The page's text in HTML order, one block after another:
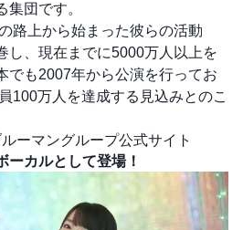
集団です。
路上から始まった彼らの活動
し、現在までに5000万人以上を
でも2007年から公演を行ってお
100万人を達成する見込みとのこ
ーマングループ公式サイト
ーカルとして登場！